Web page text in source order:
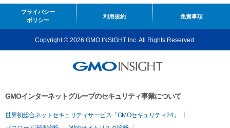
プライバシー
ポリシー
利用規約 免責事項
Copyright © 2026 GMO INSIGHT Inc. All Rights Reserved.
GMOインターネットグループのセキュリティ事業について
世界初総合ネットセキュリティサービス「GMOセキュリティ24」